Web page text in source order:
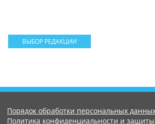
ВЫБОР РЕДАКЦИИ
Порядок обработки персональных
Политика конфиденциальности и